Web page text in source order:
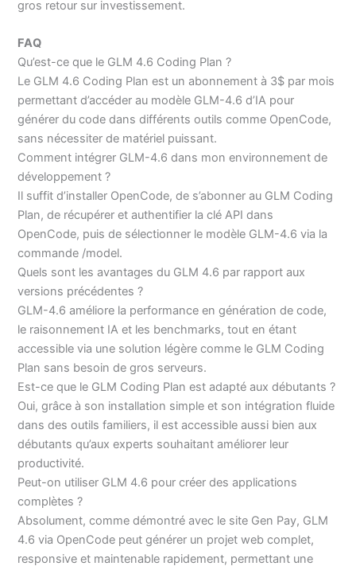
gros retour sur investissement.
FAQ
Qu’est-ce que le GLM 4.6 Coding Plan ?
Le GLM 4.6 Coding Plan est un abonnement à 3$ par mois
permettant d’accéder au modèle GLM-4.6 d’IA pour
générer du code dans différents outils comme OpenCode,
sans nécessiter de matériel puissant.
Comment intégrer GLM-4.6 dans mon environnement de
développement ?
Il suffit d’installer OpenCode, de s’abonner au GLM Coding
Plan, de récupérer et authentifier la clé API dans
OpenCode, puis de sélectionner le modèle GLM-4.6 via la
commande /model.
Quels sont les avantages du GLM 4.6 par rapport aux
versions précédentes ?
GLM-4.6 améliore la performance en génération de code,
le raisonnement IA et les benchmarks, tout en étant
accessible via une solution légère comme le GLM Coding
Plan sans besoin de gros serveurs.
Est-ce que le GLM Coding Plan est adapté aux débutants ?
Oui, grâce à son installation simple et son intégration fluide
dans des outils familiers, il est accessible aussi bien aux
débutants qu’aux experts souhaitant améliorer leur
productivité.
Peut-on utiliser GLM 4.6 pour créer des applications
complètes ?
Absolument, comme démontré avec le site Gen Pay, GLM
4.6 via OpenCode peut générer un projet web complet,
responsive et maintenable rapidement, permettant une